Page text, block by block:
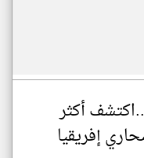
أكثر
إفريقيا